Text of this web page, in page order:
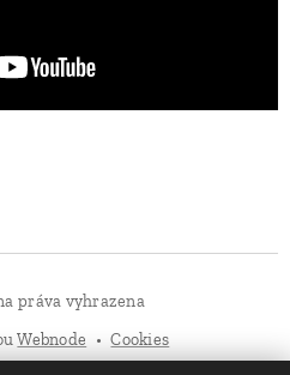
práva vyhrazena
Webnode Cookies